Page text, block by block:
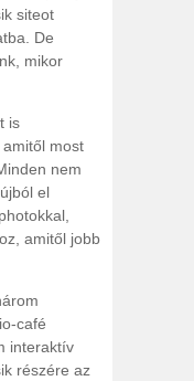
siteot
De
mikor
is
most
nem
el
amitől jobb
café
interaktív
részére az